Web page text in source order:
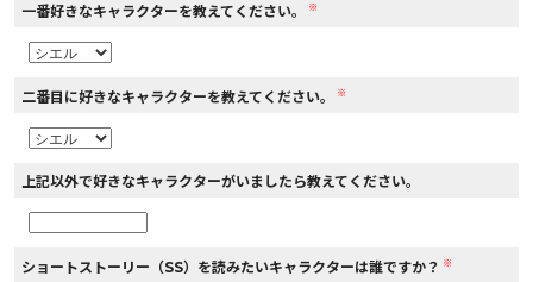
一番好きなキャラクターを教えてください。 ※
二番目に好きなキャラクターを教えてください。 ※
上記以外で好きなキャラクターがいましたら教えてください。
ショートストーリー（SS）を読みたいキャラクターは誰ですか？ ※